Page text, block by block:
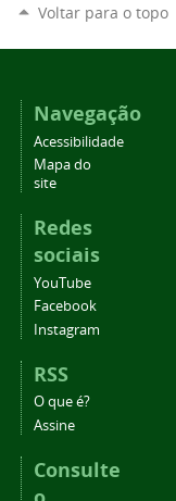
Voltar para o topo
Navegação
Acessibilidade
Mapa do
site
Redes
sociais
YouTube
Facebook
Instagram
RSS
O que é?
Assine
Consulte